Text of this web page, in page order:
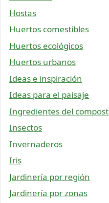
Hostas
Huertos comestibles
Huertos ecológicos
Huertos urbanos
Ideas e inspiración
Ideas para el paisaje
Ingredientes del compost
Insectos
Invernaderos
Iris
Jardinería por región
Jardinería por zonas